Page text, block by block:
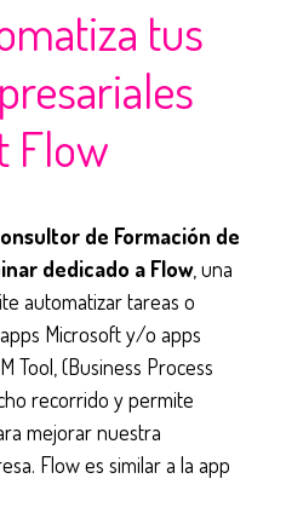
tus
Flow
de Formación de
dedicado a Flow, una
automatizar tareas o
Microsoft y/o apps
Tool, (Business Process
recorrido y permite
mejorar nuestra
Flow es similar a la app